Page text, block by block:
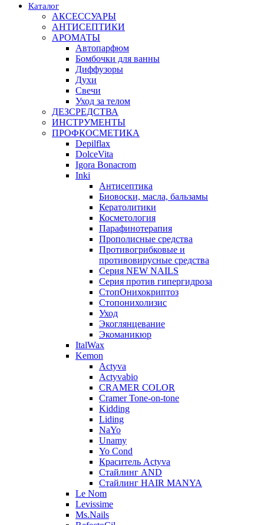
Каталог
АКСЕССУАРЫ
АНТИСЕПТИКИ
АРОМАТЫ
Автопарфюм
Бомбочки для ванны
Диффузоры
Духи
Свечи
Уход за телом
ДЕЗСРЕДСТВА
ИНСТРУМЕНТЫ
ПРОФКОСМЕТИКА
Depilflax
DolceVita
Igora Bonacrom
Inki
Антисептика
Биовоски, масла, бальзамы
Кератолитики
Косметология
Парафинотерапия
Прополисные средства
Противогрибковые и
противовирусные средства
Серия NEW NAILS
Серия против гипергидроза
СтопОнихокриптоз
Стопонихолизис
Уход
Экоглянцевание
Экоманикюр
ItalWax
Kemon
Actyva
Actyvabio
CRAMER COLOR
Cramer Tone-on-tone
Kidding
Liding
NaYo
Unamy
Yo Cond
Краситель Actyva
Стайлинг AND
Стайлинг HAIR MANYA
Le Nom
Levissime
Ms.Nails